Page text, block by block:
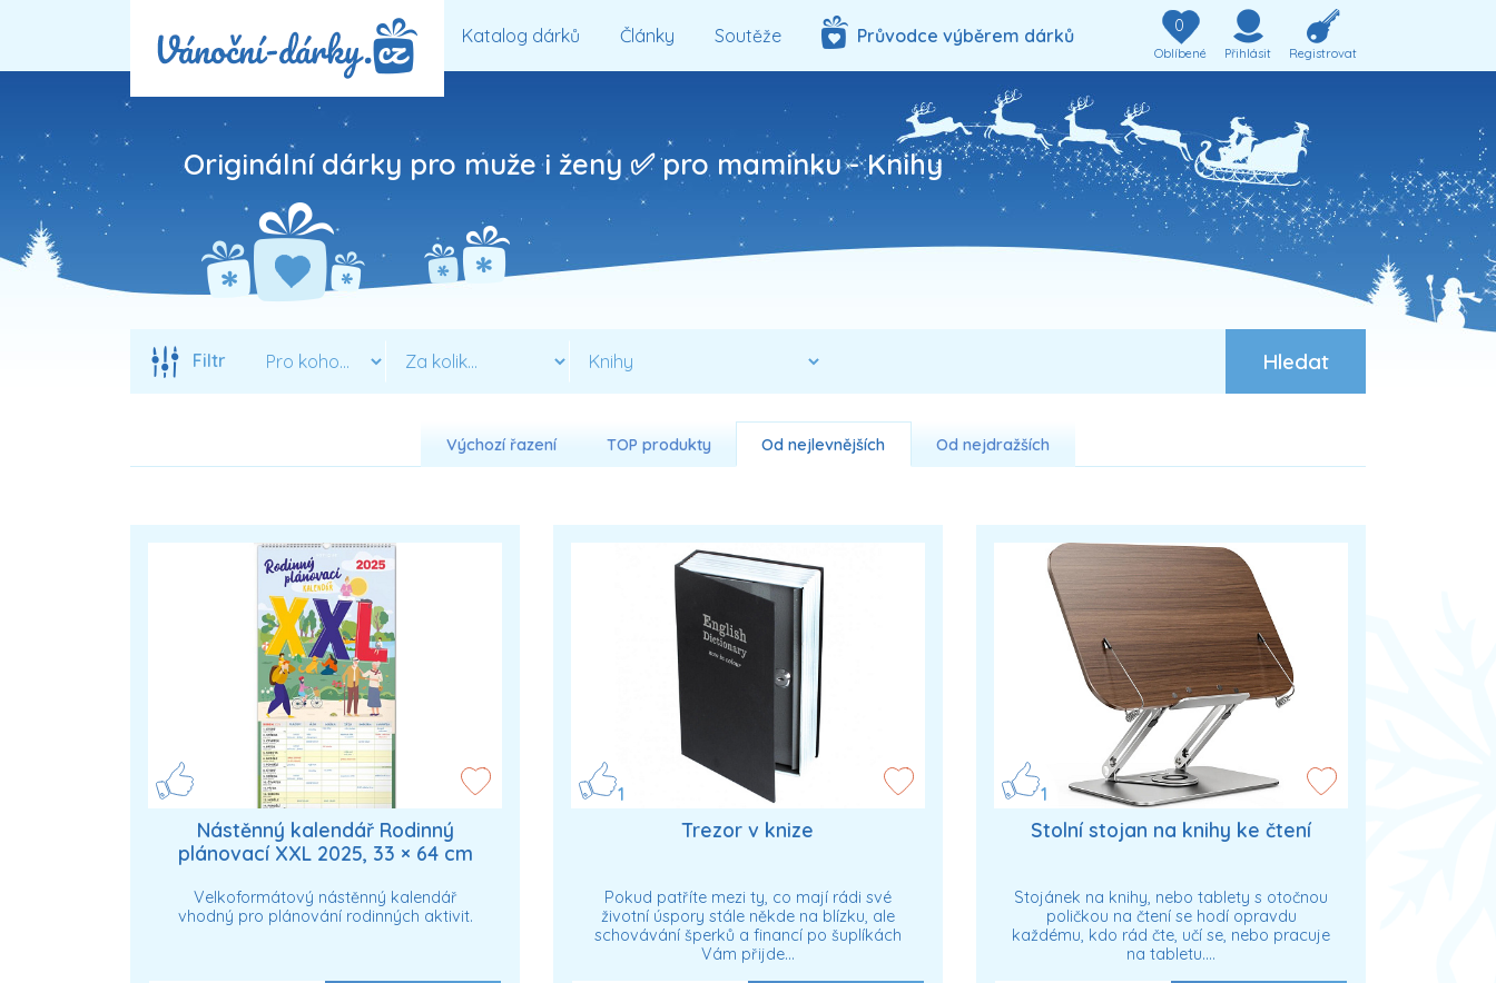
Katalog dárků Články Soutěže Průvodce výběrem dárků 0
Oblíbené Přihlásit Registrovat
Originální dárky pro muže i ženy ✅ pro maminku -Knihy
Filtr
Výchozí řazení TOP produkty Od nejlevnějších Od nejdražších
Nástěnný kalendář Rodinný
plánovací XXL 2025, 33 × 64 cm
Velkoformátový nástěnný kalendář
vhodný pro plánování rodinných aktivit.
1
Trezor v knize
Pokud patříte mezi ty, co mají rádi své
životní úspory stále někde na blízku, ale
schovávání šperků a financí po šuplíkách
Vám přijde…
1
Stolní stojan na knihy ke čtení
Stojánek na knihy, nebo tablety s otočnou
poličkou na čtení se hodí opravdu
každému, kdo rád čte, učí se, nebo pracuje
na tabletu.…